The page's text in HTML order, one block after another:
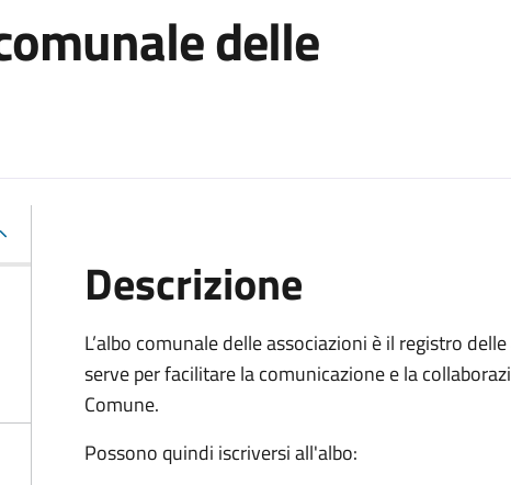
delle
Descrizione
L’albo comunale delle associazioni è il registro
serve per facilitare la comunicazione e la
Comune.
Possono quindi iscriversi all'albo: